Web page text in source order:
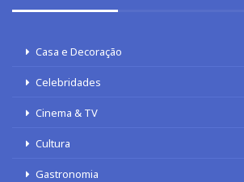
Casa e Decoração
Celebridades
Cinema & TV
Cultura
Gastronomia